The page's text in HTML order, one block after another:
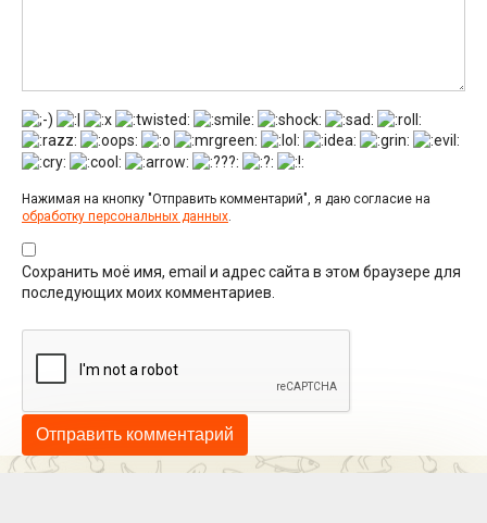
Нажимая на кнопку "Отправить комментарий", я даю согласие на
обработку персональных данных.
Сохранить моё имя, email и адрес сайта в этом браузере для
последующих моих комментариев.